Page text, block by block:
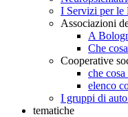
I Servizi per le
Associazioni
A
Che
Cooperative
che cosa
elenco
I gruppi di
tematiche